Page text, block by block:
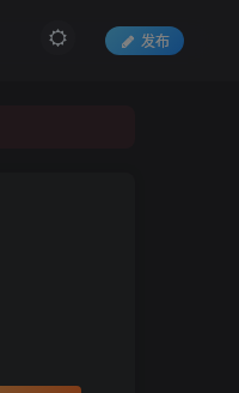
发布